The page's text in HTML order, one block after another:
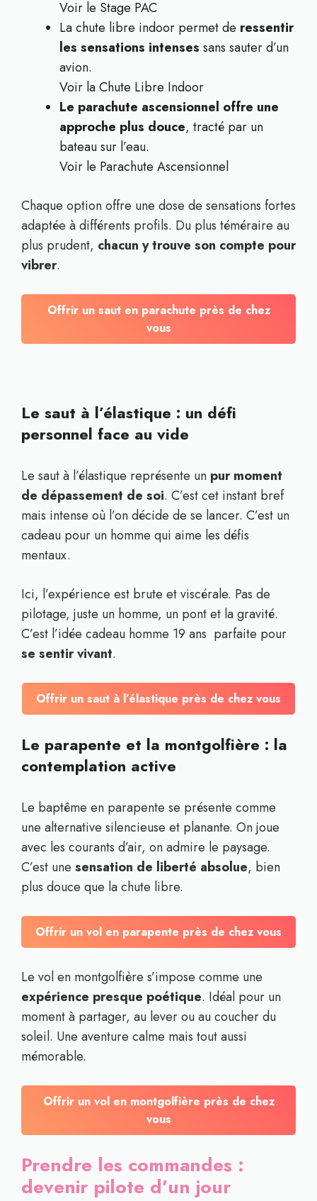
Voir le Stage PAC
La chute libre indoor permet de ressentir
les sensations intenses sans sauter d’un
avion.
Voir la Chute Libre Indoor
Le parachute ascensionnel offre une
approche plus douce, tracté par un
bateau sur l’eau.
Voir le Parachute Ascensionnel
Chaque option offre une dose de sensations fortes
adaptée à différents profils. Du plus téméraire au
plus prudent, chacun y trouve son compte pour
vibrer.
Offrir un saut en parachute près de chez
vous
Le saut à l’élastique : un défi
personnel face au vide
Le saut à l’élastique représente un pur moment
de dépassement de soi. C’est cet instant bref
mais intense où l’on décide de se lancer. C’est un
cadeau pour un homme qui aime les défis
mentaux.
Ici, l’expérience est brute et viscérale. Pas de
pilotage, juste un homme, un pont et la gravité.
C’est l’idée cadeau homme 19 ans parfaite pour
se sentir vivant.
Offrir un saut à l’élastique près de chez vous
Le parapente et la montgolfière : la
contemplation active
Le baptême en parapente se présente comme
une alternative silencieuse et planante. On joue
avec les courants d’air, on admire le paysage.
C’est une sensation de liberté absolue, bien
plus douce que la chute libre.
Offrir un vol en parapente près de chez vous
Le vol en montgolfière s’impose comme une
expérience presque poétique. Idéal pour un
moment à partager, au lever ou au coucher du
soleil. Une aventure calme mais tout aussi
mémorable.
Offrir un vol en montgolfière près de chez
vous
Prendre les commandes :
devenir pilote d’un jour